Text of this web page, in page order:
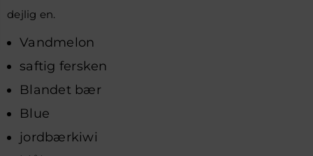
dejlig en.
Vandmelon
saftig fersken
Blandet bær
Blue
jordbærkiwi